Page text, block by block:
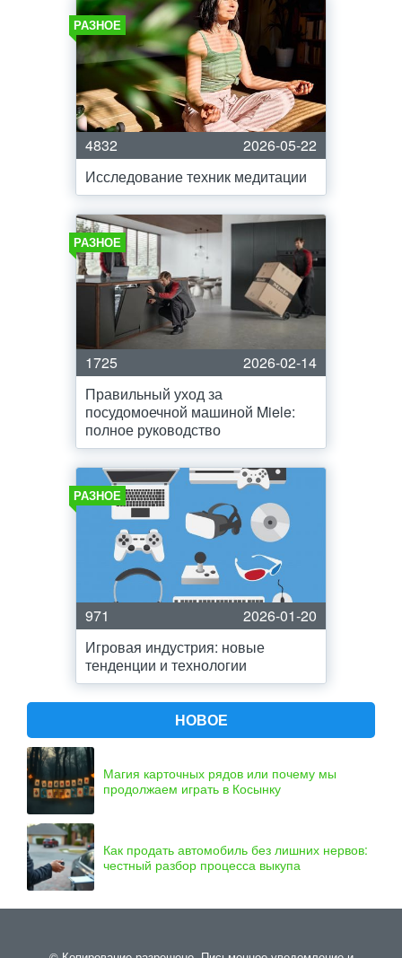
РАЗНОЕ
4832
2026-05-22
Исследование техник медитации
РАЗНОЕ
1725
2026-02-14
Правильный уход за
посудомоечной машиной Miele:
полное руководство
РАЗНОЕ
971
2026-01-20
Игровая индустрия: новые
тенденции и технологии
НОВОЕ
Магия карточных рядов или почему мы
продолжаем играть в Косынку
Как продать автомобиль без лишних нервов:
честный разбор процесса выкупа